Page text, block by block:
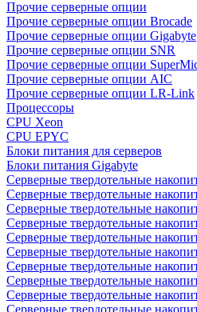
Прочие серверные опции
Прочие серверные опции Brocade
Прочие серверные опции Gigabyte
Прочие серверные опции SNR
Прочие серверные опции
Прочие серверные опции AIC
Прочие серверные опции LR-Link
Процессоры
CPU Xeon
CPU EPYC
Блоки питания для серверов
Блоки питания Gigabyte
Серверные твердотельные
Cерверные твердотельные
Cерверные твердотельные
Cерверные твердотельные
Cерверные твердотельные
Серверные твердотельные
Серверные твердотельные
Cерверные твердотельные
Cерверные твердотельные
Cерверные твердотельные